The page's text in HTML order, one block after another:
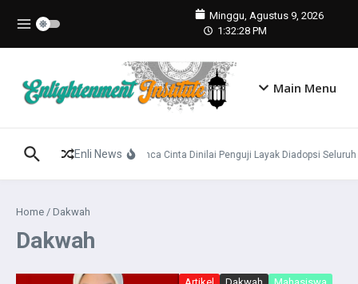
Minggu, Agustus 9, 2026
1:32:29 PM
Main Menu
Enli News
Konsep Panca Cinta Dinilai Penguji Layak Diadopsi Seluruh
Home / Dakwah
Dakwah